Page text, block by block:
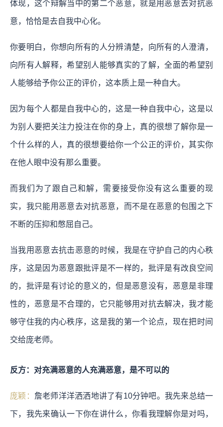
体现，这个辩解当中的第二个恶意，就是用恶意去对抗恶
意，恰恰是去自我中心化。
你要明白，你想向所有的人分辨清楚，向所有的人澄清，
向所有人解释，希望别人能够真实的了解，全面的希望别
人能够给予你公正的评价，这本质上是一种自大。
因为每个人都是自我中心的，这是一种自我中心，这是以
为别人要把关注力投注在你的身上，真的很想了解你是一
个什么样的人，真的很想要给你一个公正的评价，其实你
在他人眼中没有那么重要。
而我们为了跟自己和解，需要接受你没有这么重要的现
实，我只能用恶意去对抗恶意，而不是在恶意的包围之下
不断的压抑和憋屈自己。
当我用恶意去抗击恶意的时候，我是在守护自己的内心秩
序，这是因为恶意跟批评是不一样的，批评是有改良空间
的，批评是有讨论的意义的，但是恶意没有，恶意是非理
性的，恶意是不合理的，它只能够用对抗去解决，我才能
够守住我的内心秩序，这是我的第一个论点，现在把时间
交给庞老师。
反方：对充满恶意的人充满恶意，是不可以的
庞颖： 詹老师洋洋洒洒地讲了有10分钟吧。我先来总结一
下，我先来确认一下你在讲什么，你看我理解你是对吗，